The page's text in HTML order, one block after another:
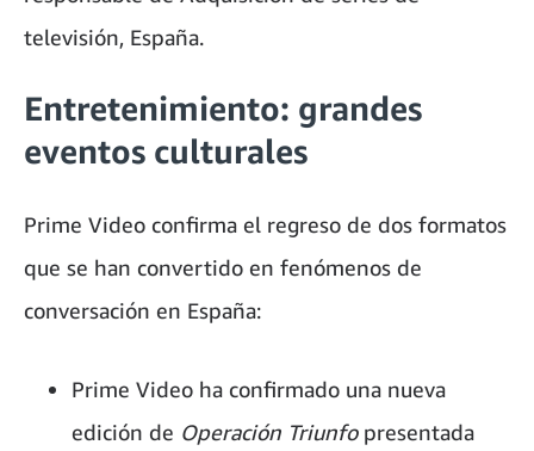
televisión, España.
Entretenimiento: grandes
eventos culturales
Prime Video confirma el regreso de dos formatos
que se han convertido en fenómenos de
conversación en España:
Prime Video ha confirmado una nueva
edición de Operación Triunfopresentada